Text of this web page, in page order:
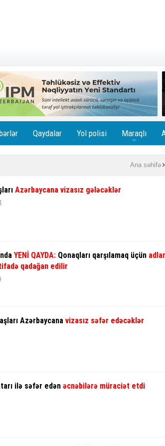
Qaydalar Yol polisi Maraqlı
Ana səhifə
Azərbaycana vizasız gələcəklər
YENİ QAYDA: Qonaqları qarşılamaq üçün adlar
qadağan edilir
Azərbaycana vizasız səfər edəcəklər
ilə səfər edən əcnəbilərə müraciət etdi